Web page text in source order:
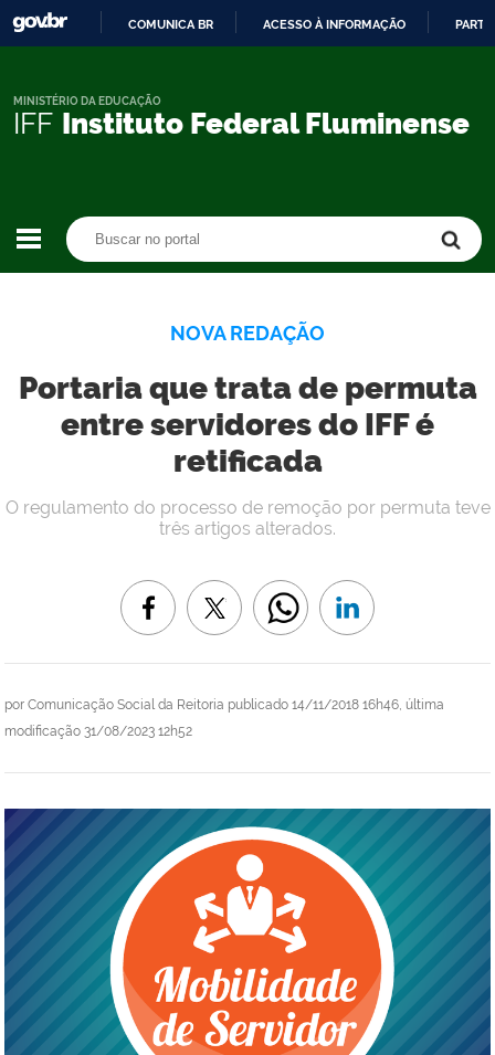
CONTEÚDO
COMUNICA BR ACESSO À INFORMAÇÃO
IFF Instituto Federal Fluminense
MINISTÉRIO DA EDUCAÇÃO
NOVA REDAÇÃO
Portaria que trata de permuta
entre servidores do IFF é
retificada
por Comunicação Social da Reitoria publicado 14/11/2018 16h46, última
modificação 31/08/2023 12h52
O regulamento do processo de remoção por permuta teve
três artigos alterados.